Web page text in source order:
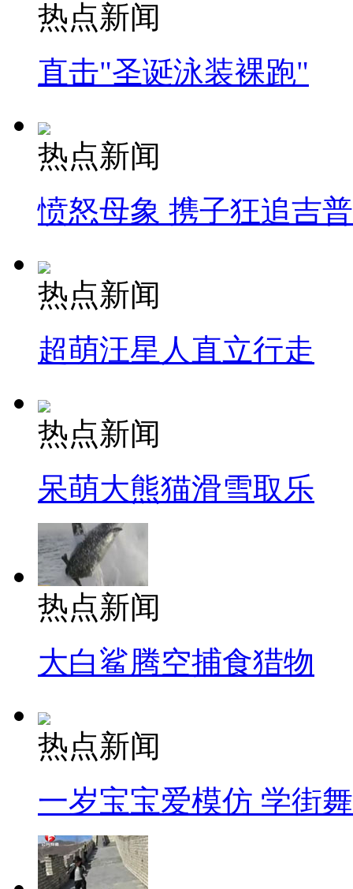
热点新闻
直击"圣诞泳装裸跑"
热点新闻
愤怒母象 携子狂追吉
热点新闻
超萌汪星人直立行走
热点新闻
呆萌大熊猫滑雪取乐
热点新闻
大白鲨腾空捕食猎物
热点新闻
一岁宝宝爱模仿 学街